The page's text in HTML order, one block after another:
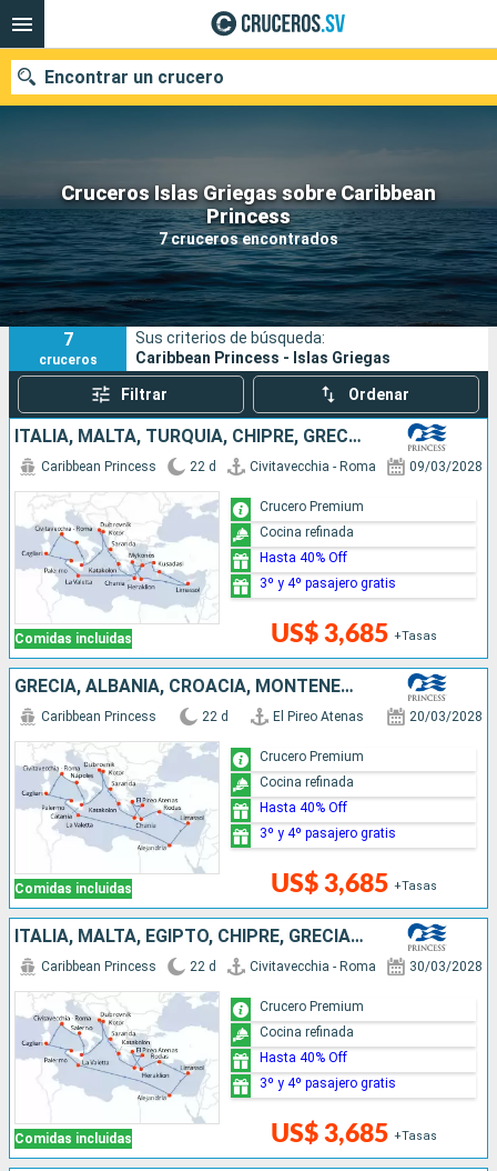
Cruceros Islas Griegas sobre Caribbean
Princess
7 cruceros encontrados
Encontrar un crucero
Nuestros destinos
Fecha de salida
Puertos Compañías
Buscar
7
cruceros
Sus criterios de búsqueda:
Caribbean Princess - Islas Griegas
Filtrar Ordenar
ITALIA, MALTA, TURQUÍA, CHIPRE, GRECIA, ALBANIA, CROACIA, MONTENEGRO
Comidas incluidas
Caribbean Princess 22 d Civitavecchia - Roma 09/03/2028
US$ 3,685 +Tasas
Crucero Premium
Cocina refinada
Hasta 40% Off
3º y 4º pasajero gratis
GRECIA, ALBANIA, CROACIA, MONTENEGRO, ITALIA, MALTA, EGIPTO, CHIPRE
Comidas incluidas
Caribbean Princess 22 d El Pireo Atenas 20/03/2028
US$ 3,685 +Tasas
Crucero Premium
Cocina refinada
Hasta 40% Off
3º y 4º pasajero gratis
ITALIA, MALTA, EGIPTO, CHIPRE, GRECIA, ALBANIA, CROACIA, MONTENEGRO
Comidas incluidas
Caribbean Princess 22 d Civitavecchia - Roma 30/03/2028
US$ 3,685 +Tasas
Crucero Premium
Cocina refinada
Hasta 40% Off
3º y 4º pasajero gratis